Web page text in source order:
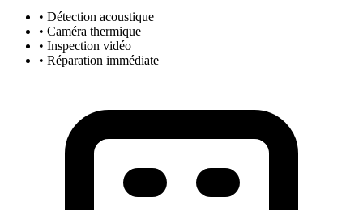
• Détection acoustique
• Caméra thermique
• Inspection vidéo
• Réparation immédiate